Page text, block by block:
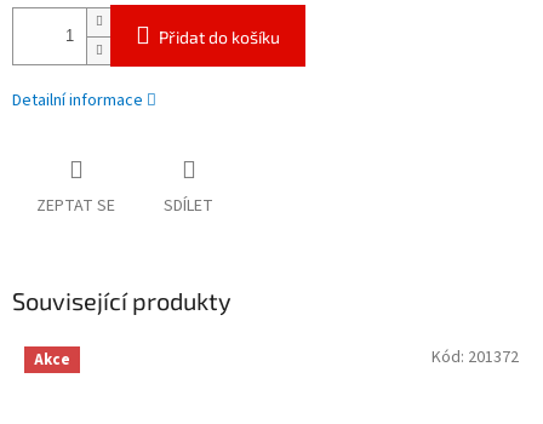
Přidat do košíku
Detailní informace
ZEPTAT SE SDÍLET
Související produkty
Akce Kód: 201372